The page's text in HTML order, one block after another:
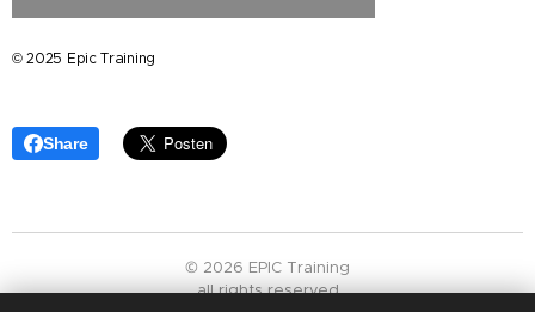
© 2025 Epic Training
Share
© 2026 EPIC Training
all rights reserved